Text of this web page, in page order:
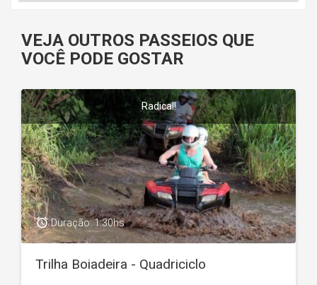
VEJA OUTROS PASSEIOS QUE
VOCÊ PODE GOSTAR
Radical!
access_alarmDuração: 1:30hs
Trilha Boiadeira - Quadriciclo